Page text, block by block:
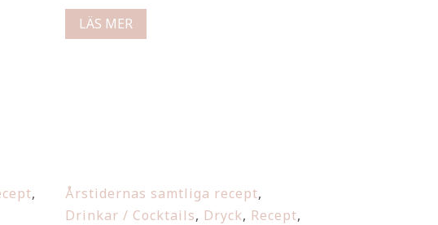
LÄS MER
,
Årstidernas samtliga recept,
Drinkar / Cocktails, Dryck, Recept,